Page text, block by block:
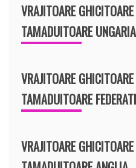
VRAJITOARE
TAMADUITOARE UNGARIA
VRAJITOARE
TAMADUITOARE
VRAJITOARE